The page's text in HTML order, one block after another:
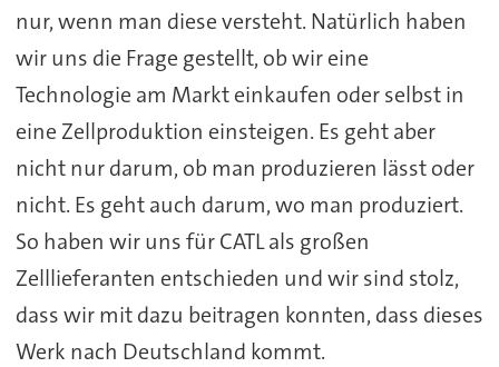
nur, wenn man diese versteht. Natürlich haben
wir uns die Frage gestellt, ob wir eine
Technologie am Markt einkaufen oder selbst in
eine Zellproduktion einsteigen. Es geht aber
nicht nur darum, ob man produzieren lässt oder
nicht. Es geht auch darum, wo man produziert.
So haben wir uns für CATL als großen
Zelllieferanten entschieden und wir sind stolz,
dass wir mit dazu beitragen konnten, dass dieses
Werk nach Deutschland kommt.